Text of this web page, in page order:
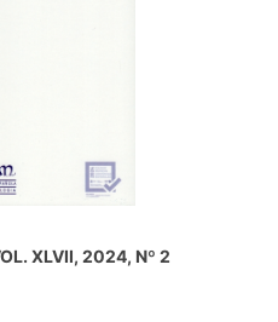
XLVII, 2024, Nº 2